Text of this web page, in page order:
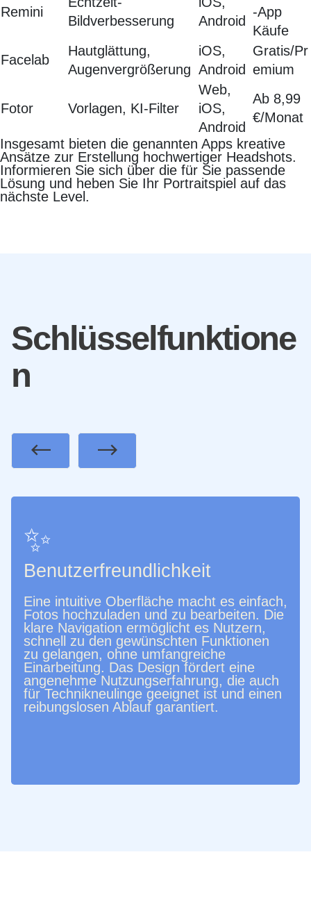
Remini
Bildverbesserung
Android
-App
Käufe
Facelab
Hautglättung,
Augenvergrößerung
iOS,
Android
Gratis/Pr
emium
Fotor Vorlagen, KI-Filter
Web,
iOS,
Android
Ab 8,99
€/Monat
Insgesamt bieten die genannten Apps kreative
Ansätze zur Erstellung hochwertiger Headshots.
Informieren Sie sich über die für Sie passende
Lösung und heben Sie Ihr Portraitspiel auf das
nächste Level.
Schlüsselfunktione
n
✨
Benutzerfreundlichkeit
Eine intuitive Oberfläche macht es einfach,
Fotos hochzuladen und zu bearbeiten. Die
klare Navigation ermöglicht es Nutzern,
schnell zu den gewünschten Funktionen
zu gelangen, ohne umfangreiche
Einarbeitung. Das Design fördert eine
angenehme Nutzungserfahrung, die auch
für Technikneulinge geeignet ist und einen
reibungslosen Ablauf garantiert.
PreviousNext